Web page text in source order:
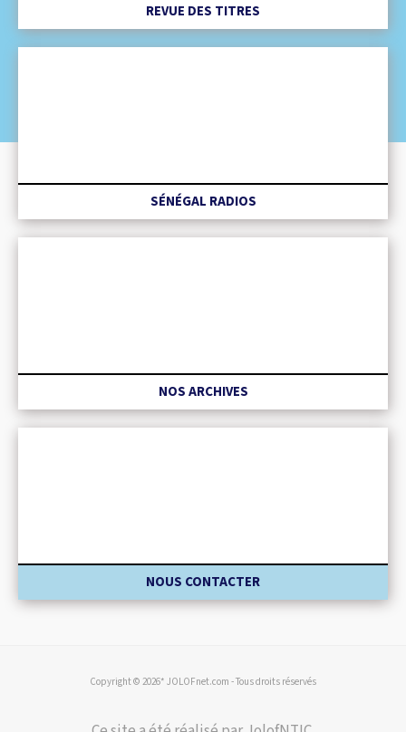
REVUE DES TITRES
SÉNÉGAL RADIOS
NOS ARCHIVES
NOUS CONTACTER
Copyright © 2026* JOLOFnet.com - Tous droits réservés